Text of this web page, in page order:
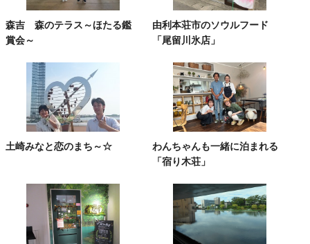
森吉 森のテラス～ほたる鑑
賞会～
由利本荘市のソウルフード
「尾留川氷店」
土崎みなと恋のまち～☆
わんちゃんも一緒に泊まれる
「宿り木荘」